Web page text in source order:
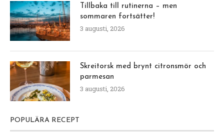
Tillbaka till rutinerna – men
sommaren fortsätter!
3 augusti, 2026
Skreitorsk med brynt citronsmör och
parmesan
3 augusti, 2026
POPULÄRA RECEPT